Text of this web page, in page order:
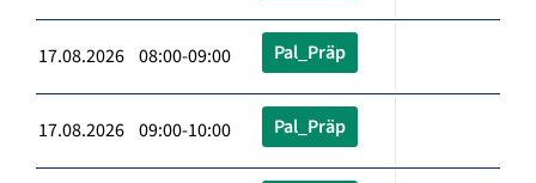
17.08.2026 08:00-09:00 Pal_Präp
17.08.2026 09:00-10:00 Pal_Präp